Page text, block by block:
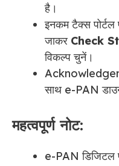
है।
इनकम टैक्स पोर्टल
जाकर Check
विकल्प चुनें।
साथ e-PAN
महत्वपूर्ण नोट:
e-PAN डिजिटल